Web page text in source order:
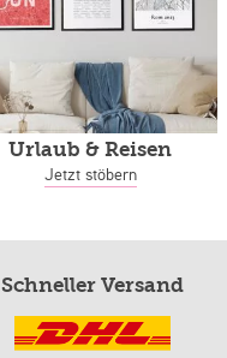
Urlaub & Reisen
Jetzt stöbern
Schneller Versand